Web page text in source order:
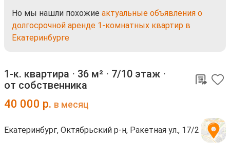
Но мы нашли похожие актуальные объявления о
долгосрочной аренде 1-комнатных квартир в
Екатеринбурге
1-к. квартира ⋅ 36 м² ⋅ 7/10 этаж ⋅
от собственника
40 000 р. в месяц
Екатеринбург, Октябрьский р-н, Ракетная ул., 17/2